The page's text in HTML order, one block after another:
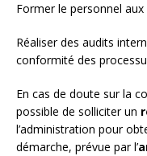
Former le personnel
Réaliser des audits
conformité des
En cas de doute sur la
possible de solliciter un
l’administration pour
démarche, prévue par l’